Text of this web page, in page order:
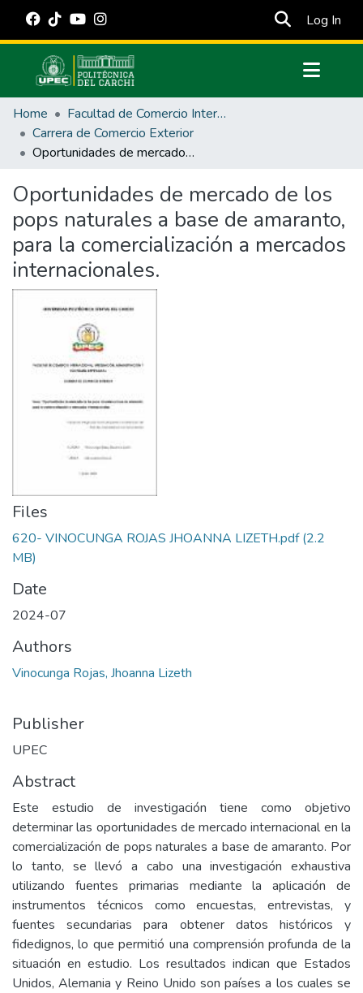
Log In
Communities & Collections
All of DSpace
Statistics
Estadísticas Externas
Manuales
Home
Facultad de Comercio Internacional, Integración, Administración y Economía Empresarial
Carrera de Comercio Exterior
Oportunidades de mercado de los pops naturales a base de amaranto, para la comercialización a mercados internacionales.
Oportunidades de mercado de los
pops naturales a base de amaranto,
para la comercialización a mercados
internacionales.
Files
620- VINOCUNGA ROJAS JHOANNA LIZETH.pdf(2.2
MB)
Date
2024-07
Authors
Vinocunga Rojas, Jhoanna Lizeth
Publisher
UPEC
Abstract
Este estudio de investigación tiene como objetivo
determinar las oportunidades de mercado internacional en la
comercialización de pops naturales a base de amaranto. Por
lo tanto, se llevó a cabo una investigación exhaustiva
utilizando fuentes primarias mediante la aplicación de
instrumentos técnicos como encuestas, entrevistas, y
fuentes secundarias para obtener datos históricos y
fidedignos, lo que permitió una comprensión profunda de la
situación en estudio. Los resultados indican que Estados
Unidos, Alemania y Reino Unido son países a los cuales se